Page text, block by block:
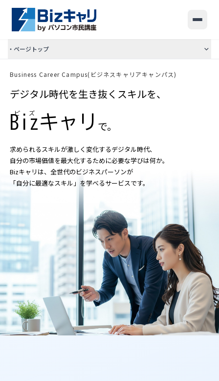
ビジネス活用 DX講座
ビジネス活用 デザイン講座
キャリアアップ・転職支援講座
受講料のご案内
お問い合わせ
無料説明会に申し込む
・ページトップ
Business Career Campus(ビジネスキャリアキャンパス)
デジタル時代を生き抜くスキルを、
Biz
ビズ キャリ で。
求められるスキルが激しく変化するデジタル時代、
自分の市場価値を最大化するために必要な学びは何か。
Bizキャリは、全世代のビジネスパーソンが
「自分に最適なスキル」を学べるサービスです。